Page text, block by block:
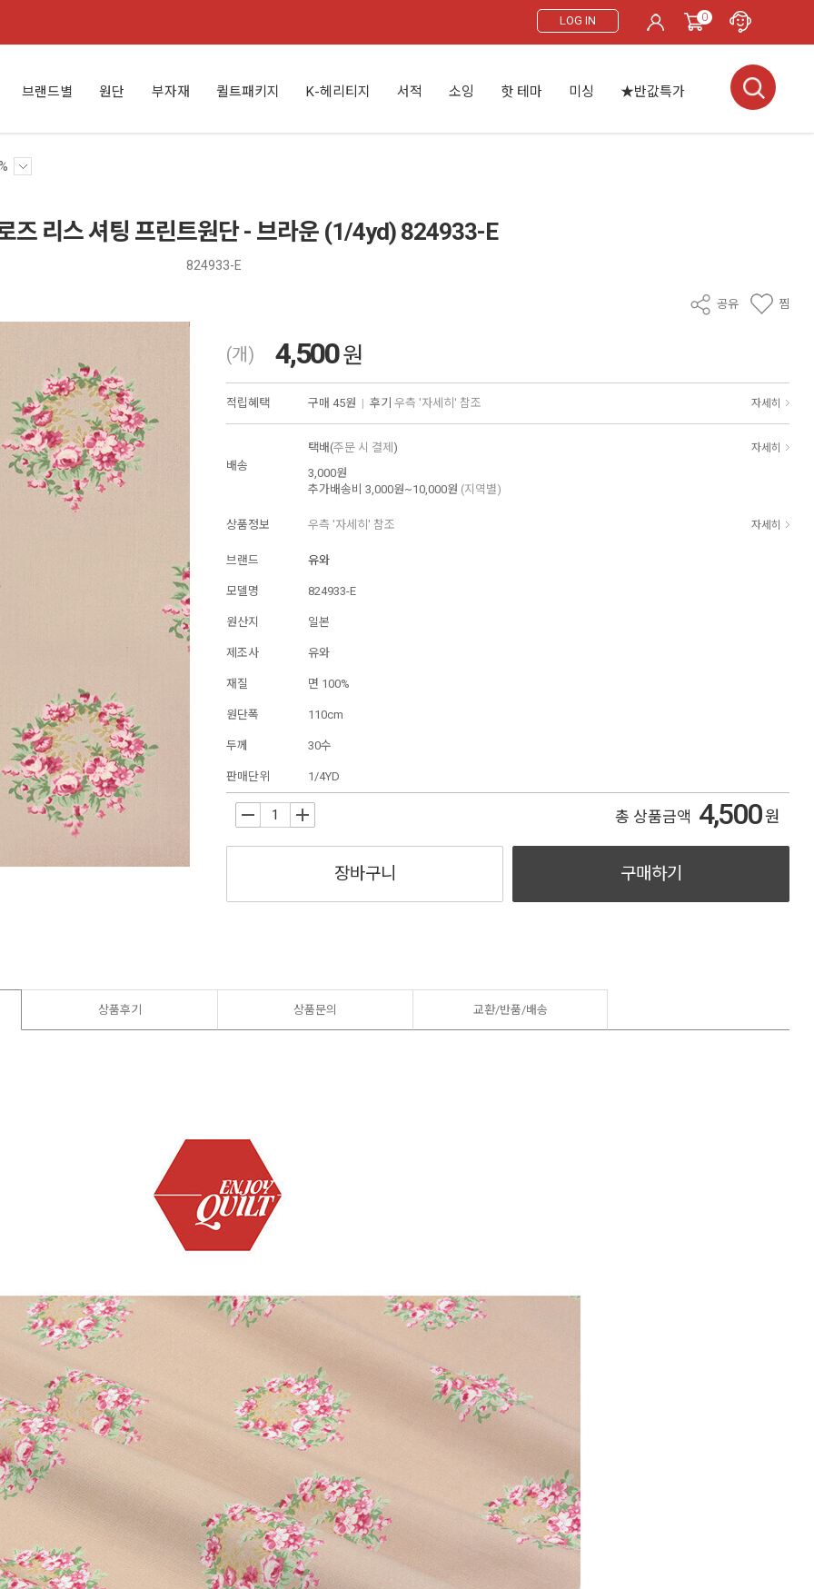
LOG IN 0
브랜드별 원단 부자재 퀼트패키지 K-헤리티지 서적 소잉 핫 테마 미싱 ★반값특가
즈 리스 셔팅 프린트원단 - 브라운 (1/4yd) 824933-E
824933-E
공유 찜
(개) 4,500원
적립혜택 구매 45원 | 후기 우측 '자세히' 참조 자세히
배송
택배(주문 시 결제 ) 자세히
3,000원
추가배송비 3,000원~10,000원 (지역별)
상품정보 우측 '자세히' 참조 자세히
브랜드 유와
모델명 824933-E
원산지 일본
제조사 유와
재질 면 100%
원단폭 110cm
두께 30수
판매단위 1/4YD
+ 총 상품금액 4,500원
장바구니 구매하기
상품후기 상품문의 교환/반품/배송